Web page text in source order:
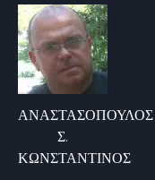
ΑΝΑΣΤΑΣΟΠΟΥΛΟΣ
Σ.
ΚΩΝΣΤΑΝΤΙΝΟΣ